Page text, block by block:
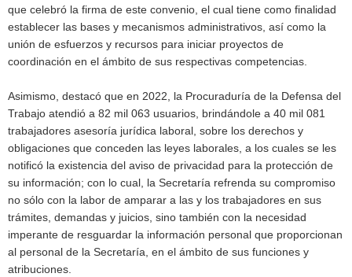
que celebró la firma de este convenio, el cual tiene como finalidad
establecer las bases y mecanismos administrativos, así como la
unión de esfuerzos y recursos para iniciar proyectos de
coordinación en el ámbito de sus respectivas competencias.
Asimismo, destacó que en 2022, la Procuraduría de la Defensa del
Trabajo atendió a 82 mil 063 usuarios, brindándole a 40 mil 081
trabajadores asesoría jurídica laboral, sobre los derechos y
obligaciones que conceden las leyes laborales, a los cuales se les
notificó la existencia del aviso de privacidad para la protección de
su información; con lo cual, la Secretaría refrenda su compromiso
no sólo con la labor de amparar a las y los trabajadores en sus
trámites, demandas y juicios, sino también con la necesidad
imperante de resguardar la información personal que proporcionan
al personal de la Secretaría, en el ámbito de sus funciones y
atribuciones.